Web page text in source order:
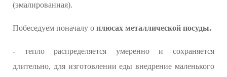
(эмалированная).
Побеседуем поначалу о плюсах металлической посуды.
- тепло распределяется умеренно и сохраняется
длительно, для изготовлении еды внедрение маленького